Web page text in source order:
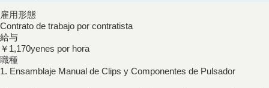
雇用形態
Contrato de trabajo por contratista
給与
￥1,170yenes por hora
職種
1. Ensamblaje Manual de Clips y Componentes de Pulsador